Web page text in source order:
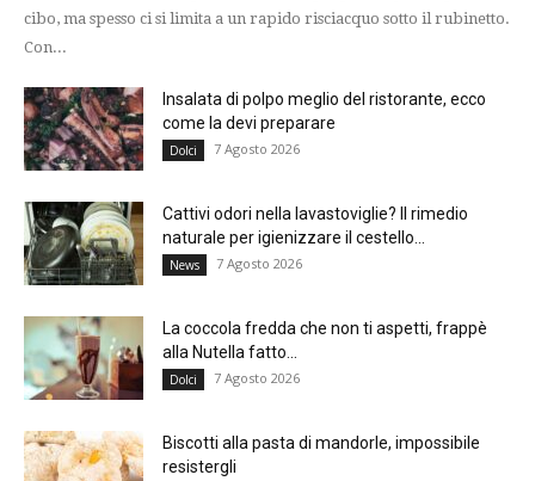
cibo, ma spesso ci si limita a un rapido risciacquo sotto il rubinetto.
Con...
Insalata di polpo meglio del ristorante, ecco
come la devi preparare
Dolci 7 Agosto 2026
Cattivi odori nella lavastoviglie? Il rimedio
naturale per igienizzare il cestello...
News 7 Agosto 2026
La coccola fredda che non ti aspetti, frappè
alla Nutella fatto...
Dolci 7 Agosto 2026
Biscotti alla pasta di mandorle, impossibile
resistergli